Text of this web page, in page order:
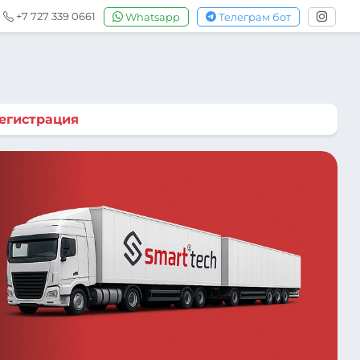
+7 727 339 0661 Whatsapp Телеграм бот